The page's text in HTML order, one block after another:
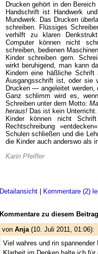
Drucken gehört in den
Handschrift ist Handwerk
Mundwerk. Das Drucken
schreiben. Flüssiges
verhilft zu klaren
Computer können nicht
schreiben, bedienen
Kinder schreiben gern.
wirkt beruhigend, man kann
Kindern eine häßliche
Ausgangsschrift ist, oder sie
Drucken — angeleitet werden,
Ganz schlimm wird es,
Schreiben unter dem Motto:
heraus!Das ist kein
Kinder können nicht
Rechtschreibung
Schulen schließen und die
die Kinder auch anderswo als
Karin Pfeiffer
Detailansicht| Kommentare (2)
Kommentare zu diesem
von Anja(10. Juli 2011, 01:06):
Viel wahres und rin